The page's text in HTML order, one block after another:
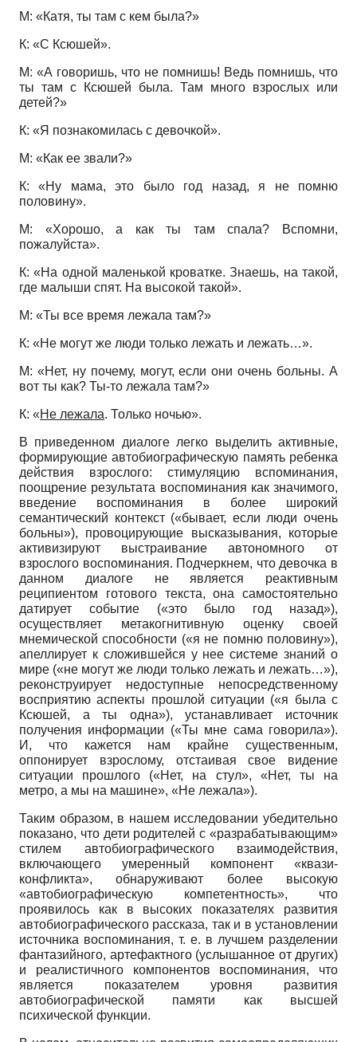
М: «Катя, ты там с кем была?»
К: «С Ксюшей».
М: «А говоришь, что не помнишь! Ведь помнишь, что
ты там с Ксюшей была. Там много взрослых или
детей?»
К: «Я познакомилась с девочкой».
М: «Как ее звали?»
К: «Ну мама, это было год назад, я не помню
половину».
М: «Хорошо, а как ты там спала? Вспомни,
пожалуйста».
К: «На одной маленькой кроватке. Знаешь, на такой,
где малыши спят. На высокой такой».
М: «Ты все время лежала там?»
К: «Не могут же люди только лежать и лежать…».
М: «Нет, ну почему, могут, если они очень больны. А
вот ты как? Ты-то лежала там?»
К: «Не лежала. Только ночью».
В приведенном диалоге легко выделить активные,
формирующие автобиографическую память ребенка
действия взрослого: стимуляцию вспоминания,
поощрение результата воспоминания как значимого,
введение воспоминания в более широкий
семантический контекст («бывает, если люди очень
больны»), провоцирующие высказывания, которые
активизируют выстраивание автономного от
взрослого воспоминания. Подчеркнем, что девочка в
данном диалоге не является реактивным
реципиентом готового текста, она самостоятельно
датирует событие («это было год назад»),
осуществляет метакогнитивную оценку своей
мнемической способности («я не помню половину»),
апеллирует к сложившейся у нее системе знаний о
мире («не могут же люди только лежать и лежать…»),
реконструирует недоступные непосредственному
восприятию аспекты прошлой ситуации («я была с
Ксюшей, а ты одна»), устанавливает источник
получения информации («Ты мне сама говорила»).
И, что кажется нам крайне существенным,
оппонирует взрослому, отстаивая свое видение
ситуации прошлого («Нет, на стул», «Нет, ты на
метро, а мы на машине», «Не лежала»).
Таким образом, в нашем исследовании убедительно
показано, что дети родителей с «разрабатывающим»
стилем автобиографического взаимодействия,
включающего умеренный компонент «квази-
конфликта», обнаруживают более высокую
«автобиографическую компетентность», что
проявилось как в высоких показателях развития
автобиографического рассказа, так и в установлении
источника воспоминания, т. е. в лучшем разделении
фантазийного, артефактного (услышанное от других)
и реалистичного компонентов воспоминания, что
является показателем уровня развития
автобиографической памяти как высшей
психической функции.